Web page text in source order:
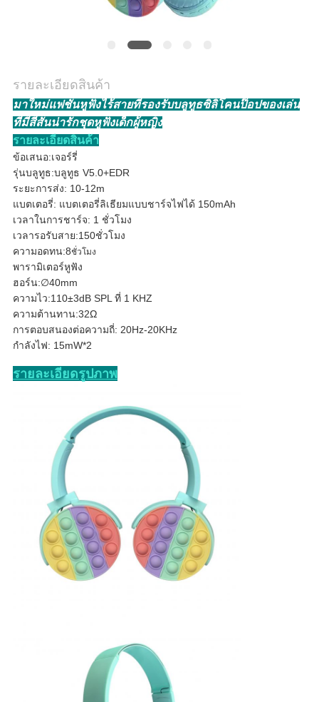
รายละเอียดสินค้า
มาใหม่แฟชั่นหูฟังไร้สายที่รองรับบลูทูธซิลิโคนป๊อปของเล่น
ที่มีสีสันน่ารักชุดหูฟังเด็กผู้หญิง
รายละเอียดสินค้า
ข้อเสนอ:เจอร์รี่
รุ่นบลูทูธ:บลูทูธ V5.0+EDR
ระยะการส่ง: 10-12m
แบตเตอรี่: แบตเตอรี่ลิเธียมแบบชาร์จไฟได้ 150mAh
เวลาในการชาร์จ: 1 ชั่วโมง
เวลารอรับสาย:150ชั่วโมง
ความอดทน:8ชั่วโมง
พารามิเตอร์หูฟัง
ฮอร์น:∅40mm
ความไว:110±3dB SPL ที่ 1 KHZ
ความต้านทาน:32Ω
การตอบสนองต่อความถี่: 20Hz-20KHz
กำลังไฟ: 15mW*2
รายละเอียดรูปภาพ